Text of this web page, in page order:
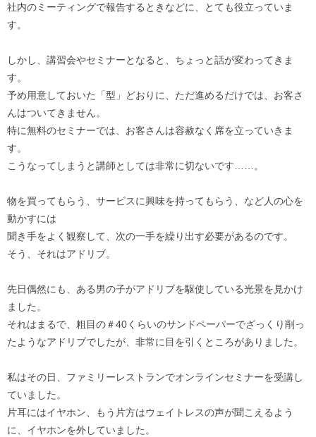
社内のミーティングで報告するときなどに、とても役立っていま
す。
しかし、講習会やセミナーとなると、ちょっと話が変わってきま
す。
予め用意しておいた「型」どおりに、ただ進めるだけでは、お客さ
んはついてきません。
特に無料のセミナーでは、お客さんは容赦なく席を立っていきま
す。
こうなってしまうと講師としては非常に切ないです……。
物を買ってもらう、サービスに興味を持ってもらう、など人の心を
動かすには
聞き手をよく観察して、次の一手を繰り出す必要があるのです。
そう、それはアドリブ。
先日偶然にも、ある男の子がアドリブを駆使している光景を見かけ
ました。
それはまるで、粗目の＃40くらいのサンドペーパーでざっくり削っ
たようなアドリブでしたが、非常に目を引くところがありました。
私はその日、ファミリーレストランでオンラインセミナーを受講し
ていました。
片耳にはイヤホン、もう片方はウェイトレスの声が聞こえるよう
に、イヤホンを外していました。